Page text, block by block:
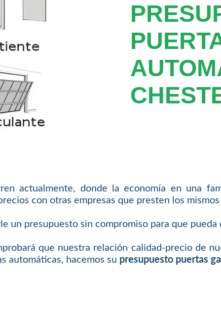
actualmente, donde la economía en una
con otras empresas que presten los
un presupuesto sin compromiso para que pueda
que nuestra relación calidad-precio de
automáticas, hacemos su presupuesto puertas